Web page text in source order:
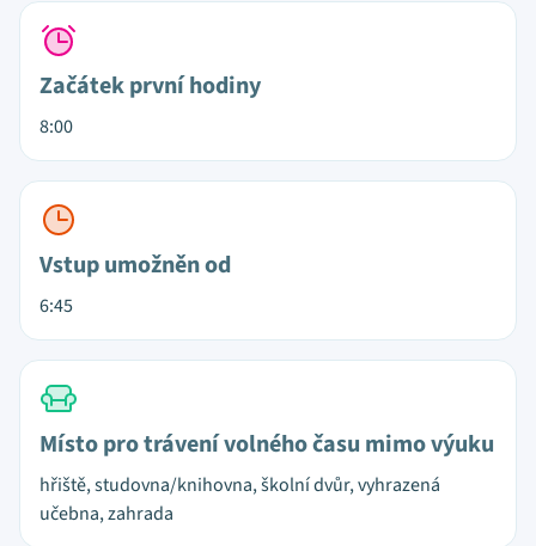
Začátek první hodiny
8:00
Vstup umožněn od
6:45
Místo pro trávení volného času mimo výuku
hřiště, studovna/knihovna, školní dvůr, vyhrazená
učebna, zahrada